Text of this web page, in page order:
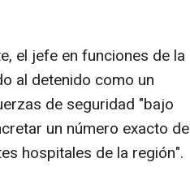
el jefe en funciones de la
al detenido como un
de seguridad "bajo
un número exacto de
hospitales de la región".